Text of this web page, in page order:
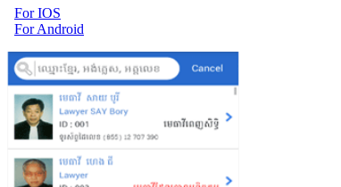
For IOS
For Android